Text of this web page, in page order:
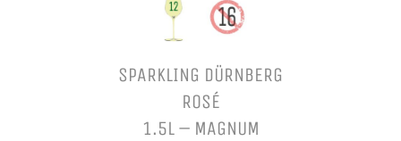
SPARKLING DÜRNBERG
ROSÉ
1.5L – MAGNUM